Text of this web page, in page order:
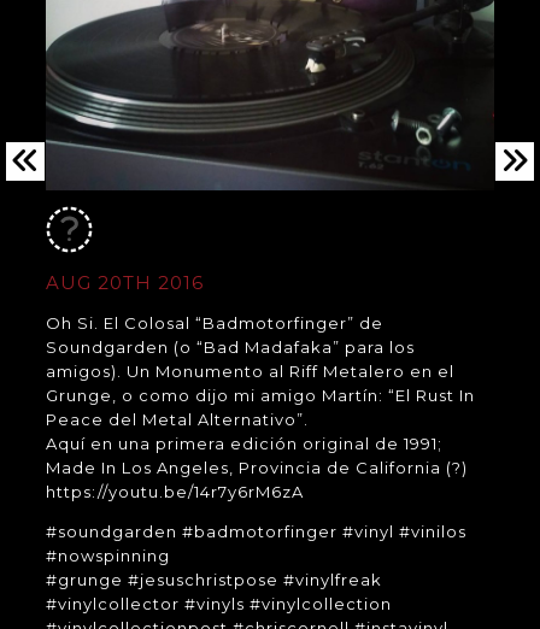
AUG 20TH 2016
Oh Si. El Colosal “Badmotorfinger” de
Soundgarden (o “Bad Madafaka” para los
amigos). Un Monumento al Riff Metalero en el
Grunge, o como dijo mi amigo Martín: “El Rust In
Peace del Metal Alternativo”.
Aquí en una primera edición original de 1991;
Made In Los Angeles, Provincia de California (?)
https://youtu.be/14r7y6rM6zA
#soundgarden #badmotorfinger #vinyl #vinilos
#nowspinning
#grunge #jesuschristpose #vinylfreak
#vinylcollector #vinyls #vinylcollection